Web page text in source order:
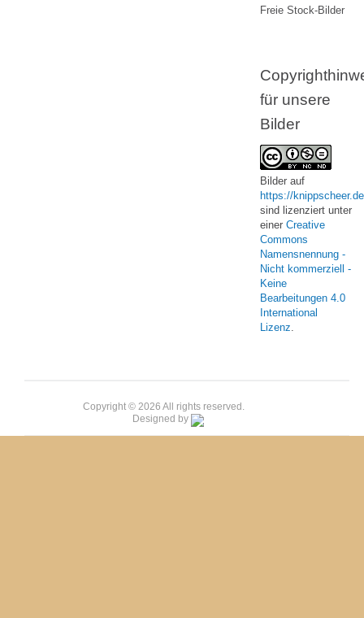
Freie Stock-Bilder
für unsere
Bilder
Bilder auf
https://knippscheer.de
sind lizenziert unter
einer Creative
Commons
Namensnennung -
Nicht kommerziell -
Keine
Bearbeitungen 4.0
International
Lizenz.
Copyright © 2026 All rights reserved.
Designed by